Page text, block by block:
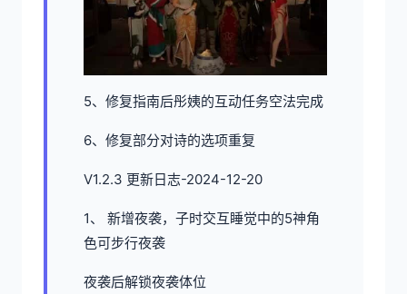
5、修复指南后彤姨的互动任务空法完成
6、修复部分对诗的选项重复
V1.2.3 更新日志-2024-12-20
1、 新增夜袭，子时交互睡觉中的5神角
色可步行夜袭
夜袭后解锁夜袭体位